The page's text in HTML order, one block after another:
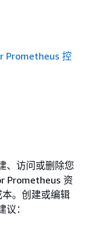
Prometheus 控
、访问或删除您
Prometheus 资
。创建或编辑
：